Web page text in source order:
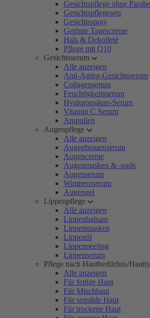
Gesichtspflege ohne
Gesichtspflegesets
Gesichtsspray
Getönte Tagescreme
Hals & Dekolleté
Pflege mit Q10
Gesichtsserum
Alle anzeigen
Anti-Aging-Gesichtsserum
Collagenserum
Feuchtigkeitsserum
Hyaluronsäure-Serum
Vitamin C Serum
Ampullen
Augenpflege
Alle anzeigen
Augenbrauenserum
Augencreme
Augenmasken & -pads
Augenserum
Wimpernserum
Augengel
Lippenpflege
Alle anzeigen
Lippenbalsam
Lippenmasken
Lippenöl
Lippenpeeling
Lippenserum
Pflege nach Hautbedürfnis/
Alle anzeigen
Für fettige Haut
Für Mischhaut
Für sensible Haut
Für trockene Haut